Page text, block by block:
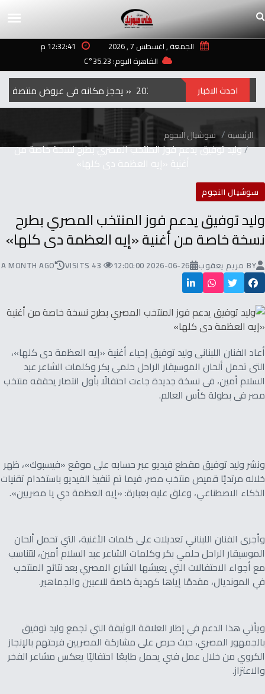
الجمعة , اغسطس 7 , 2026
12:32:41 م
القاهرة اليوم: 35.23°C
احدث الاخبار
الرئيسية سوشيال النجوم
وليد توفيق يدعم فوز المنتخب المصري بطرح نسخة خاصة من
أغنية «إيه العظمة دى كلها»
سوشيال النجوم
وليد توفيق يدعم فوز المنتخب المصري بطرح
نسخة خاصة من أغنية «إيه العظمة دى كلها»
BY مريم يعقوب 2026-06-26 12:00:00
43 VISITS
A MONTH AGO
أعاد الفنان اللبنانى وليد توفيق إحياء أغنية «إيه العظمة دى كلها»،
التى تحمل ألحان الموسيقار الراحل حلمى بكر وكلمات الشاعر عبد
السلام أمين، فى نسخة جديدة جاءت احتفالًا بأول انتصار يحققه منتخب
مصر فى بطولة كأس العالم.
ونشر وليد توفيق مقطع فيديو عبر حسابه على موقع «فيسبوك»، ظهر
خلاله مرتديًا قميص منتخب مصر، فيما تم تنفيذ الفيديو باستخدام تقنيات
الذكاء الاصطناعي، وعلق عليه بعبارة: «إيه العظمة دي يا مصريين».
وأجرى الفنان اللبناني تعديلات على كلمات الأغنية، التي تحمل ألحان
الموسيقار الراحل حلمي بكر وكلمات الشاعر عبد السلام أمين، لتتناسب
مع أجواء الاحتفالات التي يعيشها الشارع المصري بعد نتائج المنتخب
في المونديال، مقدمًا إياها كهدية خاصة للاعبين والجماهير.
ويأتي هذا الدعم في إطار العلاقة الوثيقة التي تجمع وليد توفيق
بالجمهور المصري، حيث حرص على مشاركة المصريين فرحتهم بالإنجاز
الكروي من خلال عمل فني يحمل طابعًا احتفاليًا يعكس مشاعر الفخر
والاعتزاز.